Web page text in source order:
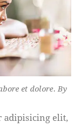
et dolore. By
adipisicing elit,